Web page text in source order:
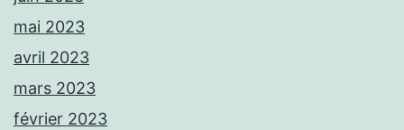
mai 2023
avril 2023
mars 2023
février 2023